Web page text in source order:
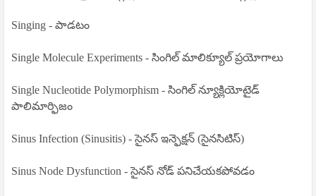
Singing - పాడటం
Single Molecule Experiments - సింగిల్ మాలిక్యూల్ ప్రయోగాలు
Single Nucleotide Polymorphism - సింగిల్ న్యూక్లియోటైడ్
పాలిమార్ఫిజం
Sinus Infection (Sinusitis) - సైనస్ ఇన్ఫెక్షన్ (సైనసిటిస్)
Sinus Node Dysfunction - సైనస్ నోడ్ పనిచేయకపోవడం